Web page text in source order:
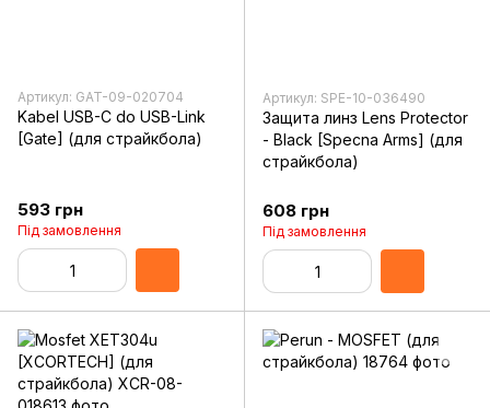
Артикул: GAT-09-020704
Kabel USB-C do USB-Link
[Gate] (для страйкбола)
593 грн
Під замовлення
Артикул: SPE-10-036490
Защита линз Lens Protector
- Black [Specna Arms] (для
страйкбола)
608 грн
Під замовлення